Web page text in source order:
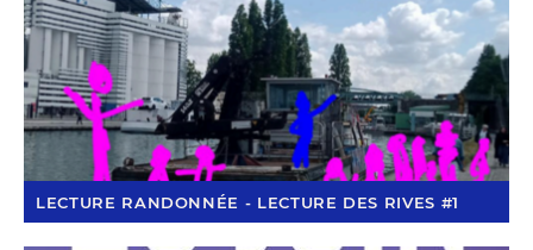
LECTURE RANDONNÉE - LECTURE DES RIVES #1